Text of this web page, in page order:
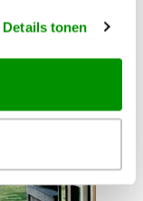
Details tonen